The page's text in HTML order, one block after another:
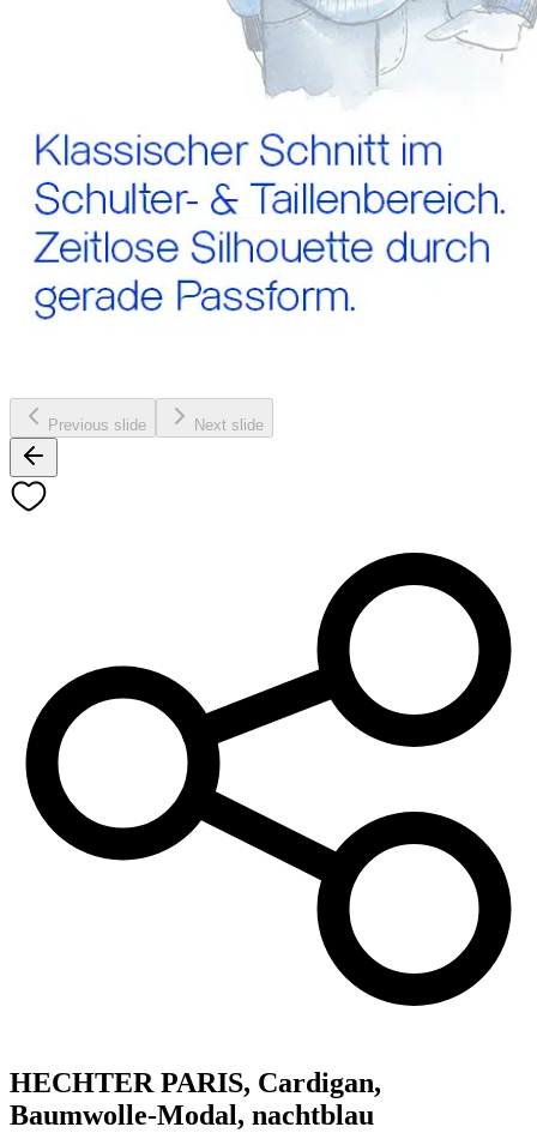
Previous slide Next slide
HECHTER PARIS, Cardigan,
Baumwolle-Modal, nachtblau